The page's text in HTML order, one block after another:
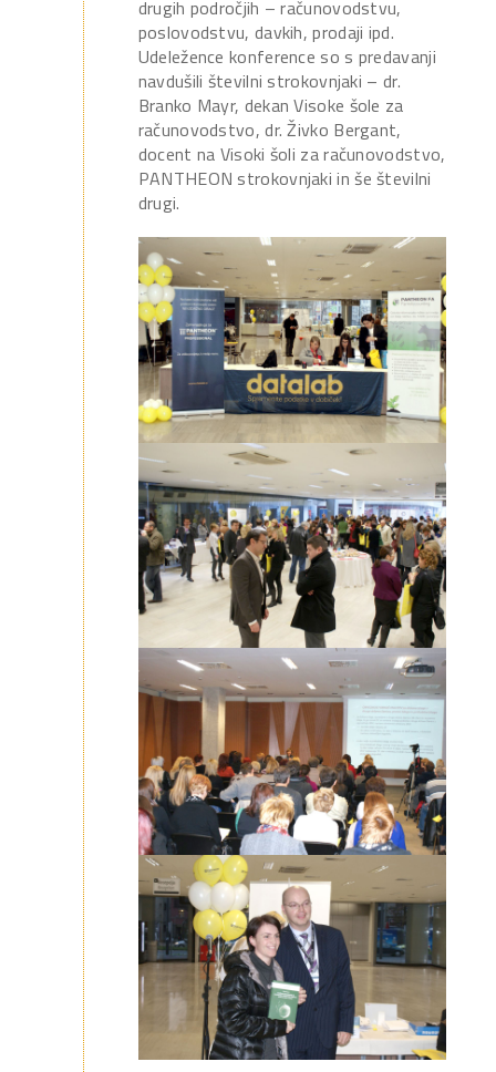
drugih področjih – računovodstvu,
poslovodstvu, davkih, prodaji ipd.
Udeležence konference so s predavanji
navdušili številni strokovnjaki – dr.
Branko Mayr, dekan Visoke šole za
računovodstvo, dr. Živko Bergant,
docent na Visoki šoli za računovodstvo,
PANTHEON strokovnjaki in še številni
drugi.